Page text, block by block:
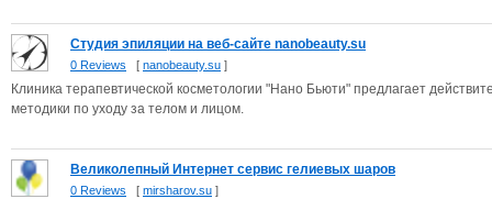
Студия эпиляции на веб-сайте nanobeauty.su
0 Reviews [ nanobeauty.su ]
Клиника терапевтической косметологии "Нано Бьюти" предлагает
методики по уходу за телом и лицом.
Великолепный Интернет сервис гелиевых шаров
0 Reviews [ mirsharov.su ]